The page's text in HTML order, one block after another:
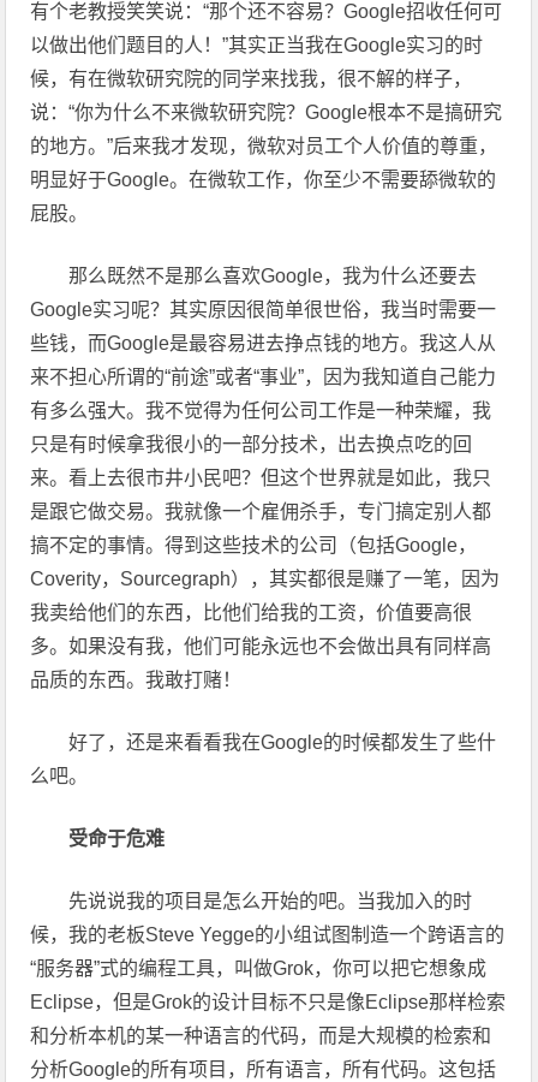
有个老教授笑笑说：“那个还不容易？Google招收任何可
以做出他们题目的人！”其实正当我在Google实习的时
候，有在微软研究院的同学来找我，很不解的样子，
说：“你为什么不来微软研究院？Google根本不是搞研究
的地方。”后来我才发现，微软对员工个人价值的尊重，
明显好于Google。在微软工作，你至少不需要舔微软的
屁股。
那么既然不是那么喜欢Google，我为什么还要去
Google实习呢？其实原因很简单很世俗，我当时需要一
些钱，而Google是最容易进去挣点钱的地方。我这人从
来不担心所谓的“前途”或者“事业”，因为我知道自己能力
有多么强大。我不觉得为任何公司工作是一种荣耀，我
只是有时候拿我很小的一部分技术，出去换点吃的回
来。看上去很市井小民吧？但这个世界就是如此，我只
是跟它做交易。我就像一个雇佣杀手，专门搞定别人都
搞不定的事情。得到这些技术的公司（包括Google，
Coverity，Sourcegraph），其实都很是赚了一笔，因为
我卖给他们的东西，比他们给我的工资，价值要高很
多。如果没有我，他们可能永远也不会做出具有同样高
品质的东西。我敢打赌！
好了，还是来看看我在Google的时候都发生了些什
么吧。
受命于危难
先说说我的项目是怎么开始的吧。当我加入的时
候，我的老板Steve Yegge的小组试图制造一个跨语言的
“服务器”式的编程工具，叫做Grok，你可以把它想象成
Eclipse，但是Grok的设计目标不只是像Eclipse那样检索
和分析本机的某一种语言的代码，而是大规模的检索和
分析Google的所有项目，所有语言，所有代码。这包括